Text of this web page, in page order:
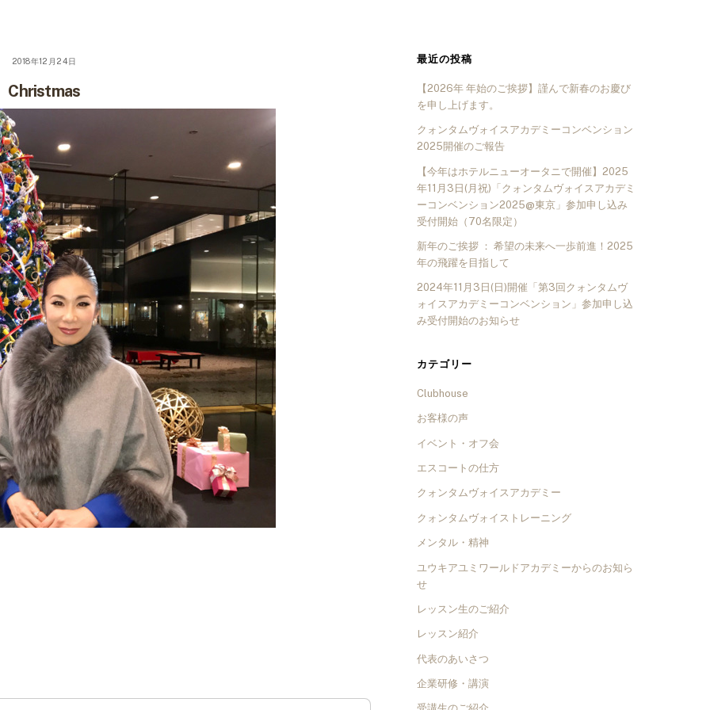
2018年12月24日
Christmas
最近の投稿
【2026年 年始のご挨拶】謹んで新春のお慶び
を申し上げます。
クォンタムヴォイスアカデミーコンベンション
2025開催のご報告
【今年はホテルニューオータニで開催】2025
年11月3日(月祝)「クォンタムヴォイスアカデミ
ーコンベンション2025@東京」参加申し込み
受付開始（70名限定）
新年のご挨拶 ： 希望の未来へ一歩前進！2025
年の飛躍を目指して
2024年11月3日(日)開催「第3回クォンタムヴ
ォイスアカデミーコンベンション」参加申し込
み受付開始のお知らせ
カテゴリー
Clubhouse
お客様の声
イベント・オフ会
エスコートの仕方
クォンタムヴォイスアカデミー
クォンタムヴォイストレーニング
メンタル・精神
ユウキアユミワールドアカデミーからのお知ら
せ
レッスン生のご紹介
レッスン紹介
代表のあいさつ
企業研修・講演